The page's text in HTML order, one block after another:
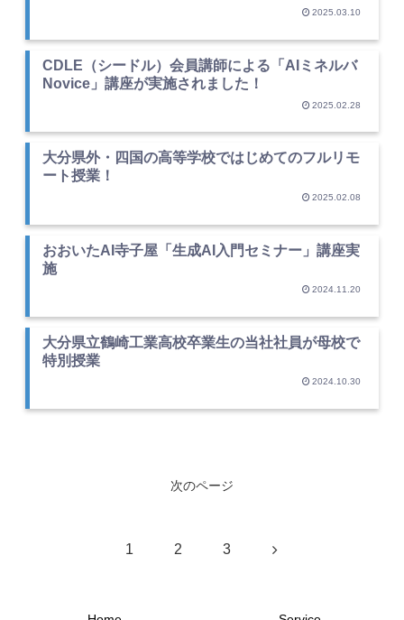
2025.03.10
CDLE（シードル）会員講師による「AIミネルバ
Novice」講座が実施されました！
2025.02.28
大分県外・四国の高等学校ではじめてのフルリモ
ート授業！
2025.02.08
おおいたAI寺子屋「生成AI入門セミナー」講座実
施
2024.11.20
大分県立鶴崎工業高校卒業生の当社社員が母校で
特別授業
2024.10.30
次のページ
1 2 3 次